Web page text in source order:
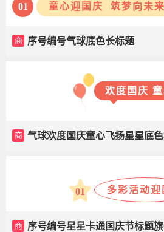
01 童心迎国庆 筑梦向未来
商 序号编号气球底色长标题
欢度国庆
商 气球欢度国庆童心飞扬星星底
01 多彩活动迎
商 序号编号星星卡通国庆节标题